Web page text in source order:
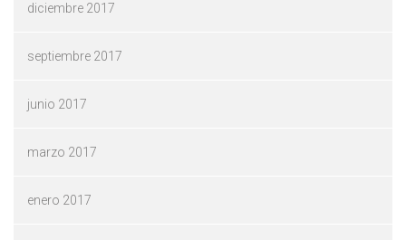
diciembre 2017
septiembre 2017
junio 2017
marzo 2017
enero 2017